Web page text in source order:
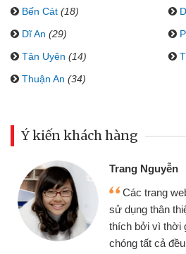
Bến Cát (18)
Dĩ An (29)
Tân Uyên (14)
Thuận An (34)
Ý kiến khách hàng
Trang Nguyễn
Các trang
sử dụng thân
thích bởi vì thời
chóng tất cả